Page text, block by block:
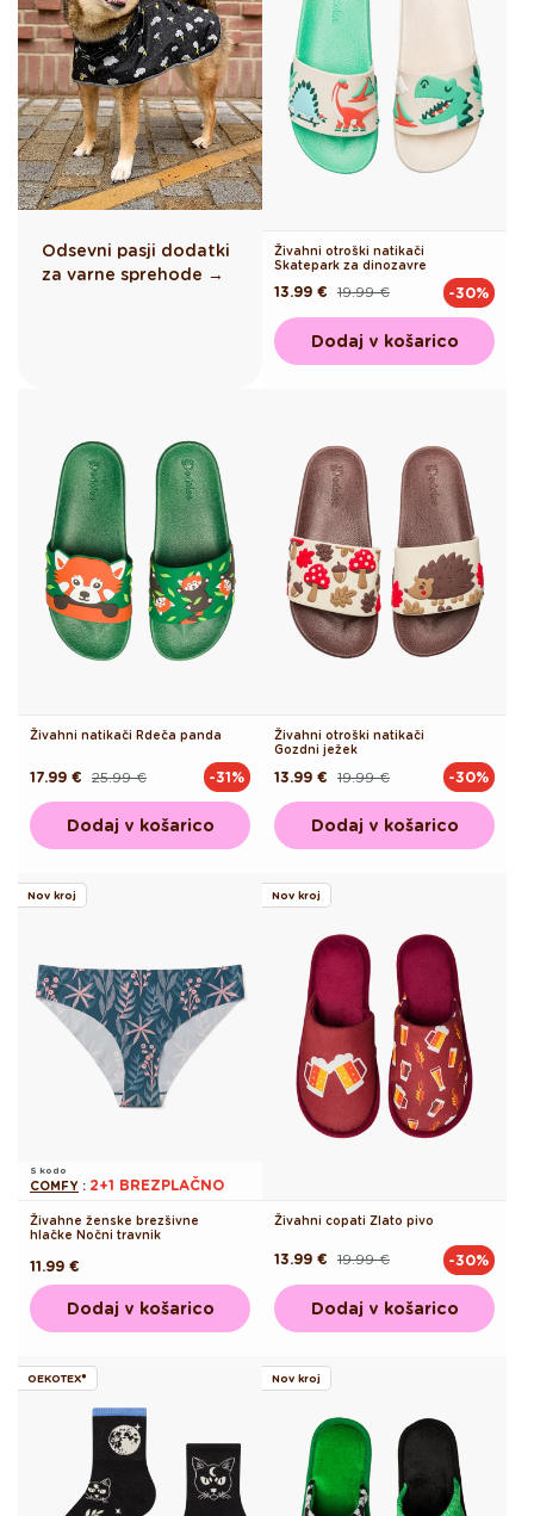
Odsevni pasji dodatki
za varne sprehode →
Živahni otroški natikači
Skatepark za dinozavre
Redna
19.99 €
Akcijska
13.99 € -30%
Dodaj v košarico
Živahni natikači Rdeča panda
Redna
25.99 €
Akcijska
17.99 € -31%
Dodaj v košarico
Živahni otroški natikači
Gozdni ježek
Redna
19.99 €
Akcijska
13.99 € -30%
Dodaj v košarico
Nov kroj
S kodo
COMFY : 2+1 BREZPLAČNO
Živahne ženske brezšivne
hlačke Nočni travnik
Redna
cena
11.99 €
Dodaj v košarico
Nov kroj
Živahni copati Zlato pivo
Redna
19.99 €
Akcijska
13.99 € -30%
Dodaj v košarico
OEKOTEX® Nov kroj